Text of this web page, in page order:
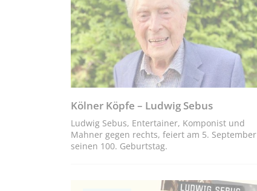
Kölner Köpfe – Ludwig Sebus
Ludwig Sebus, Entertainer, Komponist und
Mahner gegen rechts, feiert am 5. September
seinen 100. Geburtstag.